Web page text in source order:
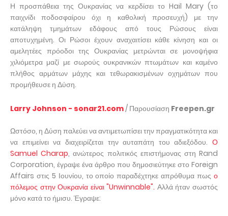
Η προσπάθεια της Ουκρανίας να κερδίσει το Hail Mary (το
παιχνίδι ποδοσφαίρου όχι η καθολική προσευχή) με την
κατάληψη τμημάτων εδάφους από τους Ρώσους είναι
αποτυχημένη. Οι Ρώσοι έχουν αναχαιτίσει κάθε κίνηση και οι
αμελητέες πρόοδοι της Ουκρανίας μετρώνται σε μονοψήφια
χιλιόμετρα μαζί με σωρούς ουκρανικών πτωμάτων και καμένο
πλήθος αρμάτων μάχης και τεθωρακισμένων οχημάτων που
προμήθευσε η Δύση.
Larry Johnson - sonar21.com/ Παρουσίαση Freepen.gr
Ωστόσο, η Δύση παλεύει να αντιμετωπίσει την πραγματικότητα και
να επιμείνει να διαχειρίζεται την αυταπάτη του αδιεξόδου. Ο
Samuel Charap, ανώτερος πολιτικός επιστήμονας στη Rand
Corporation, έγραψε ένα άρθρο που δημοσιεύτηκε στο Foreign
Affairs στις 5 Ιουνίου, το οποίο παραδέχτηκε απρόθυμα πως ο
πόλεμος στην Ουκρανία είναι "Unwinnable". Αλλά ήταν σωστός
μόνο κατά το ήμισυ. Έγραψε: